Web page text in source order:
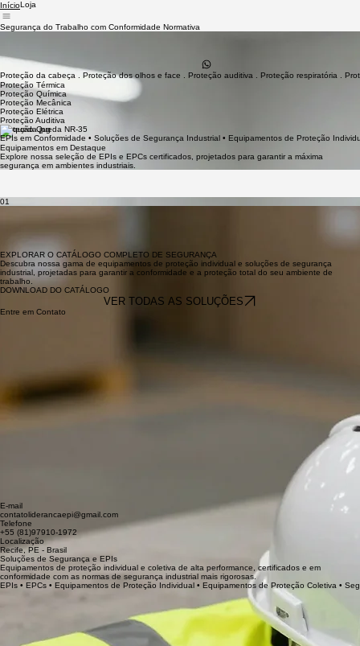
InícioLoja
Segurança do Trabalho com Conformidade Normativa
Proteção da cabeça . Proteção dos olhos e face . Proteção auditiva . Proteção respiratória .
Proteção Térmica
Proteção Química
Proteção Mecânica
Proteção Elétrica
Proteção Auditiva
Proteção Queda NR-35
EPIs em Conformidade • Soluções de Segurança Industrial • Equipamentos de Proteção
Equipamentos em Destaque
Explore nossa seleção de EPIs e EPCs certificados, projetados para garantir a máxima
segurança em ambientes industriais.
01
mais rigorosas, mas também garantem o bem-estar e a produtividade de cada colaborador em
EXPLORAR O CATÁLOGO COMPLETO DE SEGURANÇA
Descubra nossa gama de equipamentos de proteção individual e soluções de segurança
industrial, projetadas para garantir a conformidade e a proteção total do seu ambiente de
trabalho.
DOWNLOAD DO CATÁLOGO
VER TODAS AS SOLUÇÕES
Entre em Contato
E-mail
contatoliderancaepi@gmail.com
Telefone
+55 (81)97910-1972
Localização
Recife, PE - Brasil
Soluções de Segurança e EPIs
Equipamentos de proteção individual e coletiva de alta performance, certificados e em
conformidade com as normas de segurança industrial mais rigorosas.
EPIs • EPCs • Equipamentos de Proteção Individual • Equipamentos de Proteção Coletiva •